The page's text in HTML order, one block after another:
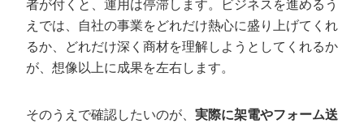
者が付くと、運用は停滞します。ビジネスを進めるう
えでは、自社の事業をどれだけ熱心に盛り上げてくれ
るか、どれだけ深く商材を理解しようとしてくれるか
が、想像以上に成果を左右します。
そのうえで確認したいのが、 実際に架電やフォーム送